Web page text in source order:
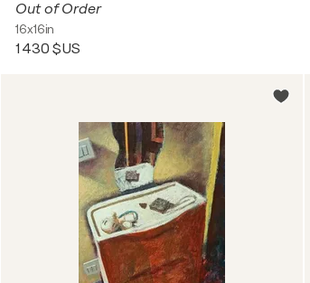
Out of Order
16x16in
1 430 $US